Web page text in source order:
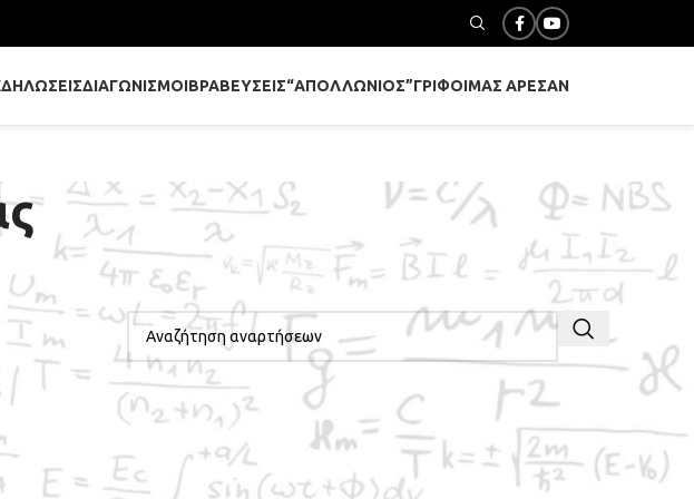
ΔΙΑΓΩΝΙΣΜΟΊΒΡΑΒΕΎΣΕΙΣ“ΑΠΟΛΛΏΝΙΟΣ”ΓΡΊΦΟΙΜΑΣ ΆΡΕΣΑΝ
ΑΝΑΖΉΤΗΣΗ ΣΤΑ ΆΡΘΡΑ